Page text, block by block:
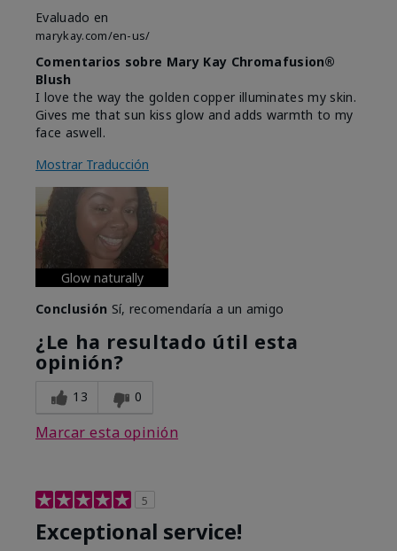
Evaluado en
marykay.com/en-us/
Comentarios sobre Mary Kay Chromafusion®
Blush
I love the way the golden copper illuminates my skin.
Gives me that sun kiss glow and adds warmth to my
face aswell.
Mostrar Traducción
Glow naturally
Conclusión Sí, recomendaría a un amigo
¿Le ha resultado útil esta
opinión?
13 0
Marcar esta opinión
5
Exceptional service!